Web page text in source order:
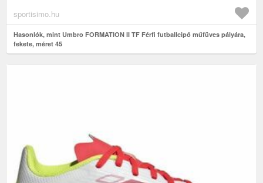
sportisimo.hu
Hasonlók, mint Umbro FORMATION II TF Férfi futballcipő műfüves pályára,
fekete, méret 45